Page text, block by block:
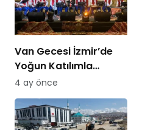
Van Gecesi İzmir’de
Yoğun Katılımla
Düzenlendi
4 ay önce